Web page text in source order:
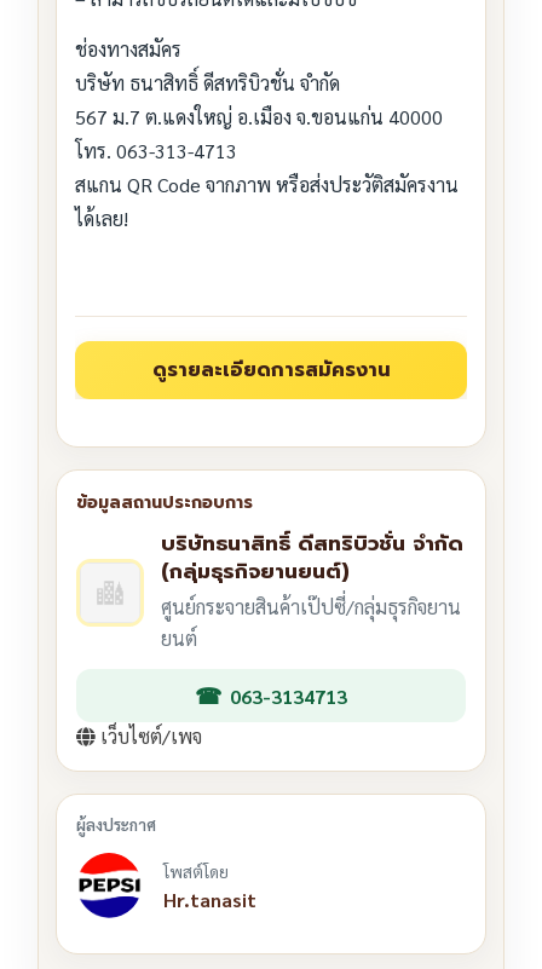
ช่องทางสมัคร
บริษัท ธนาสิทธิ์ ดีสทริบิวชั่น จำกัด
567 ม.7 ต.แดงใหญ่ อ.เมือง จ.ขอนแก่น 40000
โทร. 063-313-4713
สแกน QR Code จากภาพ หรือส่งประวัติสมัครงาน
ได้เลย!
บริษัทธนาสิทธิ์ ดีสทริบิวชั่น จำกัด
(กลุ่มธุรกิจยานยนต์)
ศูนย์กระจายสินค้าเป๊ปซี่/กลุ่มธุรกิจยาน
ยนต์
063-3134713
เว็บไซต์/เพจ
โพสต์โดย
Hr.tanasit